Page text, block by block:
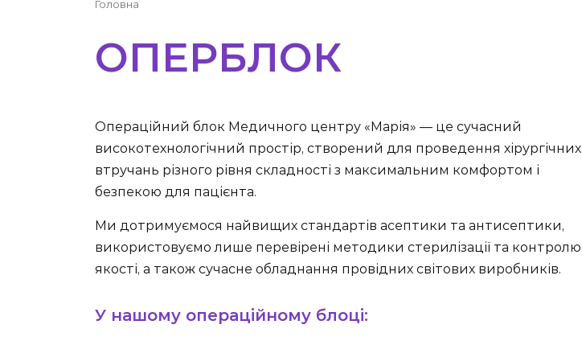
Головна
ОПЕРБЛОК
Операційний блок Медичного центру «Марія» — це сучасний
високотехнологічний простір, створений для проведення хірургічних
втручань різного рівня складності з максимальним комфортом і
безпекою для пацієнта.
Ми дотримуємося найвищих стандартів асептики та антисептики,
використовуємо лише перевірені методики стерилізації та контролю
якості, а також сучасне обладнання провідних світових виробників.
У нашому операційному блоці: